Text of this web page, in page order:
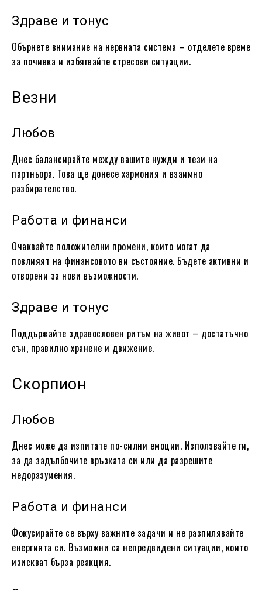
Здраве и тонус
Обърнете внимание на нервната система – отделете време
за почивка и избягвайте стресови ситуации.
Везни
Любов
Днес балансирайте между вашите нужди и тези на
партньора. Това ще донесе хармония и взаимно
разбирателство.
Работа и финанси
Очаквайте положителни промени, които могат да
повлияят на финансовото ви състояние. Бъдете активни и
отворени за нови възможности.
Здраве и тонус
Поддържайте здравословен ритъм на живот – достатъчно
сън, правилно хранене и движение.
Скорпион
Любов
Днес може да изпитате по-силни емоции. Използвайте ги,
за да задълбочите връзката си или да разрешите
недоразумения.
Работа и финанси
Фокусирайте се върху важните задачи и не разпилявайте
енергията си. Възможни са непредвидени ситуации, които
изискват бърза реакция.